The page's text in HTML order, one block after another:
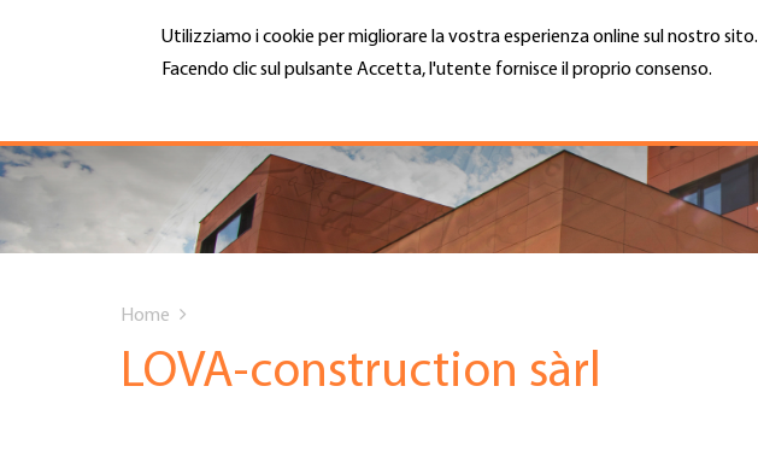
Utilizziamo i cookie per migliorare la vostra esperienza online sul nostro sito.
Facendo clic sul pulsante Accetta, l'utente fornisce il proprio consenso.
Hauptnavigation
CHI SIAMO
SERVIZI
DATE EVENTI
MENU Cerca
are
Home
LOVA-construction sàrl